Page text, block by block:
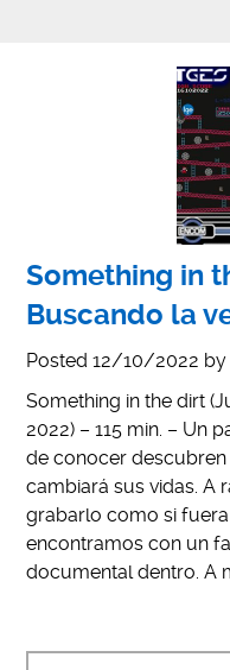
Something in
Buscando la
Posted12/10/2022
Something in the dirt
2022) – 115 min. – Un
de conocer
cambiará sus vidas. A
grabarlo como si
encontramos con un
documental dentro. A